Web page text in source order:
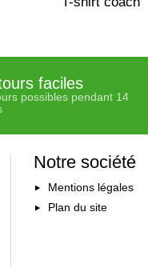
faciles
possibles pendant 14
Notre société
Mentions légales
Plan du site